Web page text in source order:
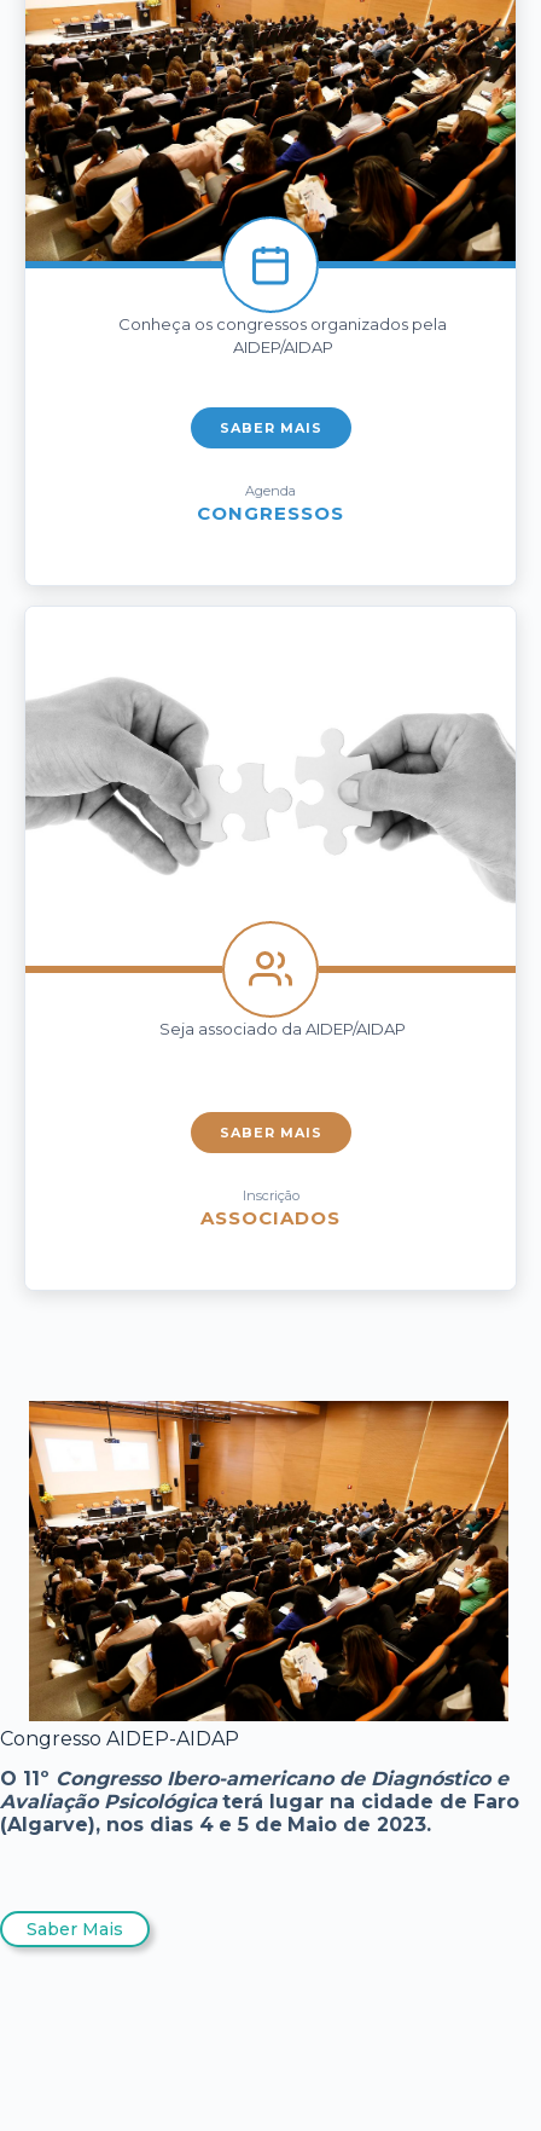
Conheça os congressos organizados pela
AIDEP/AIDAP
SABER MAIS
Agenda
CONGRESSOS
Seja associado da AIDEP/AIDAP
SABER MAIS
Inscrição
ASSOCIADOS
Congresso AIDEP-AIDAP
O 11º Congresso Ibero-americano de Diagnóstico e
Avaliação Psicológica terá lugar na cidade de Faro
(Algarve), nos dias 4 e 5 de Maio de 2023.
Saber Mais